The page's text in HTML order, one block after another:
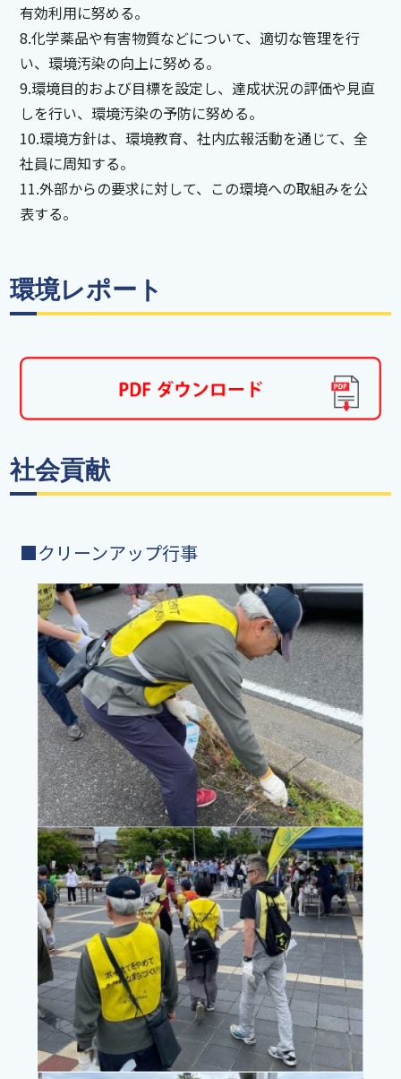
有効利用に努める。
8.化学薬品や有害物質などについて、適切な管理を行
い、環境汚染の向上に努める。
9.環境目的および目標を設定し、達成状況の評価や見直
しを行い、環境汚染の予防に努める。
10.環境方針は、環境教育、社内広報活動を通じて、全
社員に周知する。
11.外部からの要求に対して、この環境への取組みを公
表する。
環境レポート
社会貢献
■クリーンアップ行事